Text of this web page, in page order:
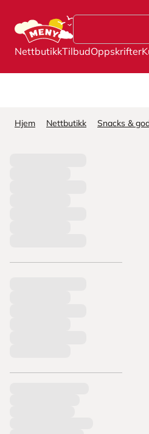
NettbutikkTilbudOppskrifter
Hjem Nettbutikk Snacks &